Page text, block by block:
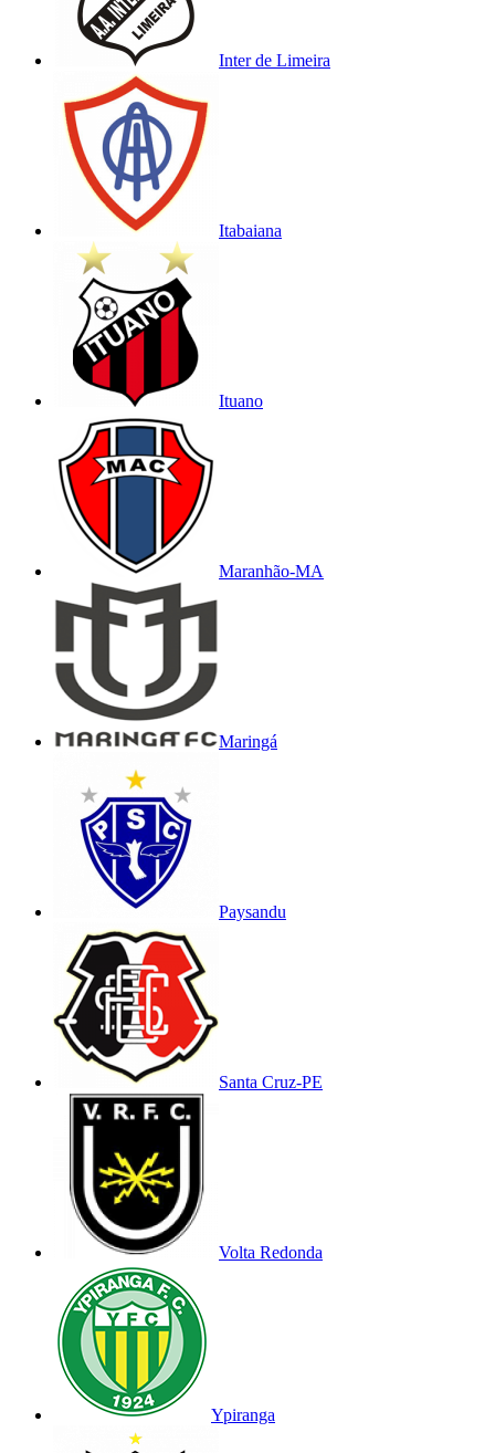
Inter de Limeira
Itabaiana
Ituano
Maranhão-MA
Maringá
Paysandu
Santa Cruz-PE
Volta Redonda
Ypiranga